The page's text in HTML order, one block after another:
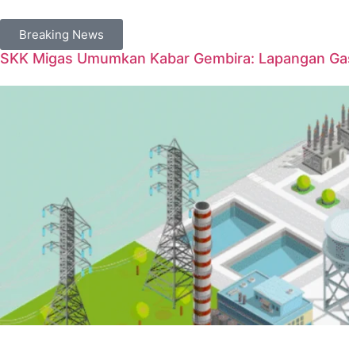
Breaking News
SKK Migas Umumkan Kabar Gembira: Lapangan